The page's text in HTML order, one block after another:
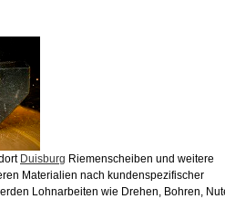
Duisburg Riemenscheiben und weitere
Materialien nach kundenspezifischer
Lohnarbeiten wie Drehen, Bohren,